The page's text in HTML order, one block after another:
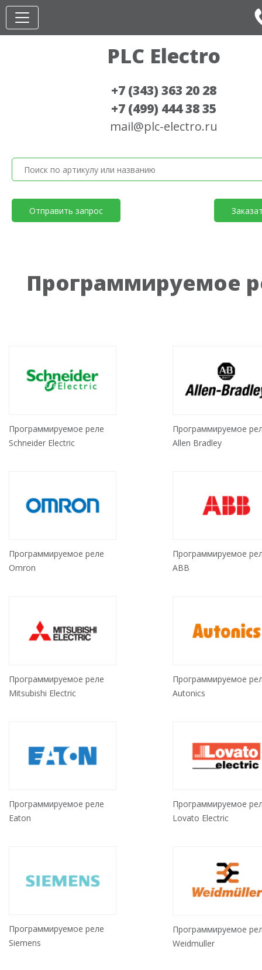
PLC Electro
+7 (343) 363 20 28
+7 (499) 444 38 35
mail@plc-electro.ru
Отправить запрос
Программируемое
Программируемое реле
Schneider Electric
Программируемое
Allen Bradley
Программируемое реле
Omron
Программируемое
ABB
Программируемое реле
Mitsubishi Electric
Программируемое
Autonics
Программируемое реле
Eaton
Программируемое
Lovato Electric
Программируемое реле
Siemens
Программируемое
Weidmuller